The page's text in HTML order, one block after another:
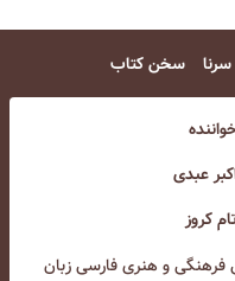
سخن کتاب
عبدی
کروز
فرهنگی و هنری فارسی زبان